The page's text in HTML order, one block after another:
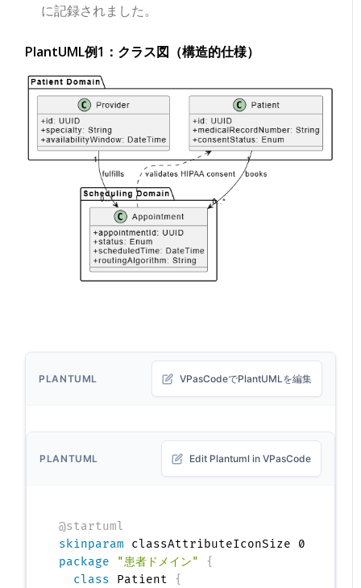
に記録されました。
PlantUML例1：クラス図（構造的仕様）
PLANTUML VPasCodeでPlantUMLを編集
PLANTUML Edit Plantuml in VPasCode
@startuml
skinparam
package
"患者ドメイン"
{
class Patient {